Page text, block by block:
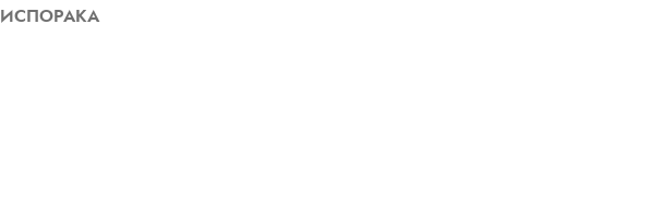
ИСПОРАКА